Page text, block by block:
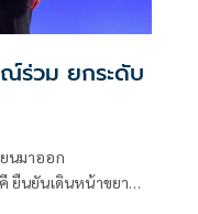
ร่วม ยกระดับ
นมาออก
ยืนยันเดินหน้าขยาย